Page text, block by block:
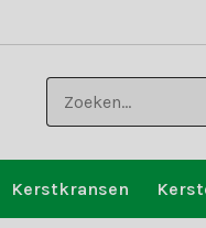
Kerstkransen